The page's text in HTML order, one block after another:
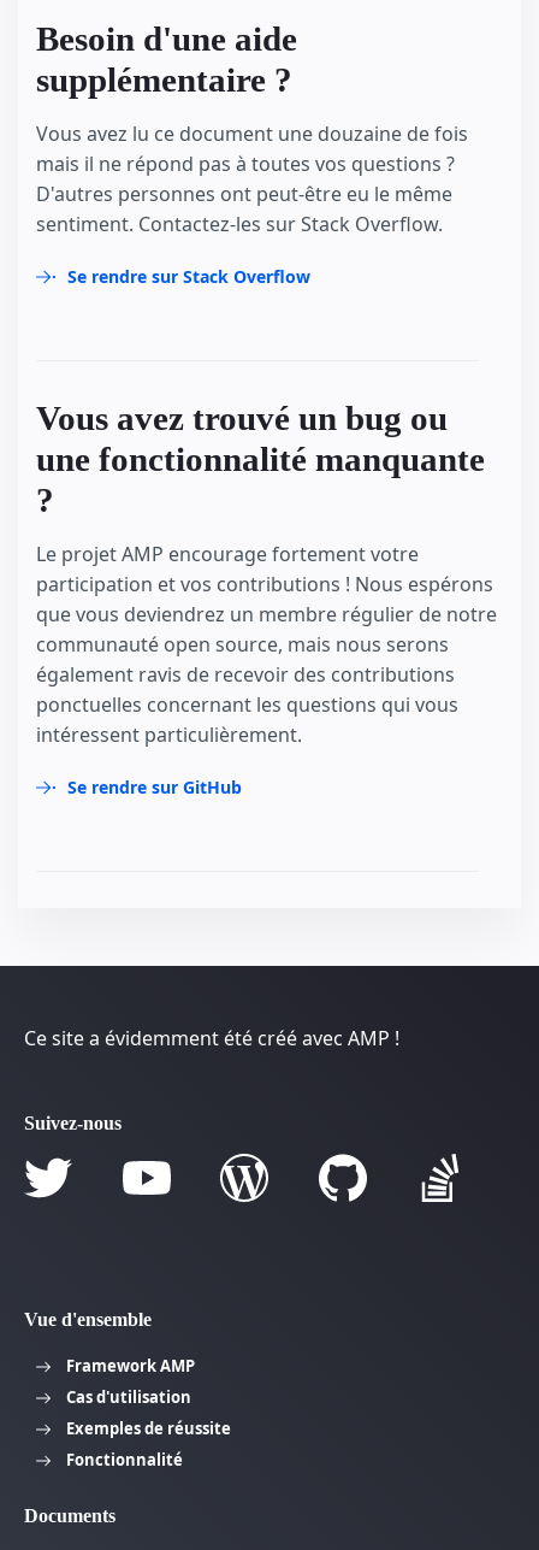
Besoin d'une aide
supplémentaire ?
Vous avez lu ce document une douzaine de fois
mais il ne répond pas à toutes vos questions ?
D'autres personnes ont peut-être eu le même
sentiment. Contactez-les sur Stack Overflow.
Se rendre sur Stack Overflow
Vous avez trouvé un bug ou
une fonctionnalité manquante
?
Le projet AMP encourage fortement votre
participation et vos contributions ! Nous espérons
que vous deviendrez un membre régulier de notre
communauté open source, mais nous serons
également ravis de recevoir des contributions
ponctuelles concernant les questions qui vous
intéressent particulièrement.
Se rendre sur GitHub
Ce site a évidemment été créé avec AMP !
Suivez-nous
Vue d'ensemble
Framework AMP
Cas d'utilisation
Exemples de réussite
Fonctionnalité
Documents